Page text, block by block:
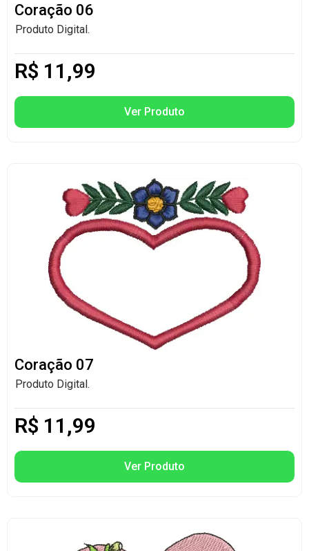
Coração 06
Produto Digital.
R$ 11,99
Ver Produto
Coração 07
Produto Digital.
R$ 11,99
Ver Produto